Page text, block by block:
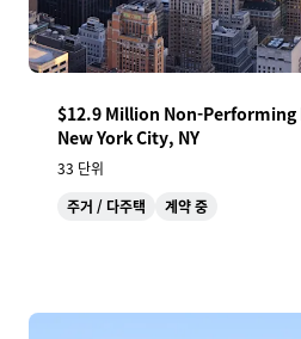
$12.9 Million Non-Performing
New York City, NY
33 단위
주거 / 다주택
계약 중